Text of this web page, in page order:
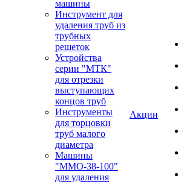
машины
Инструмент для
удаления труб из
трубных
решеток
Устройства
серии "МТК"
для отрезки
выступающих
концов труб
Инструменты
для торцовки
труб малого
диаметра
Машины
"ММО-38-100"
для удаления
Акции